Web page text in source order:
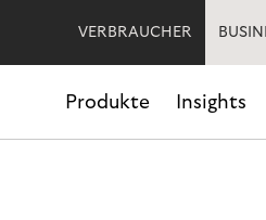
VERBRAUCHER
Produkte Insights